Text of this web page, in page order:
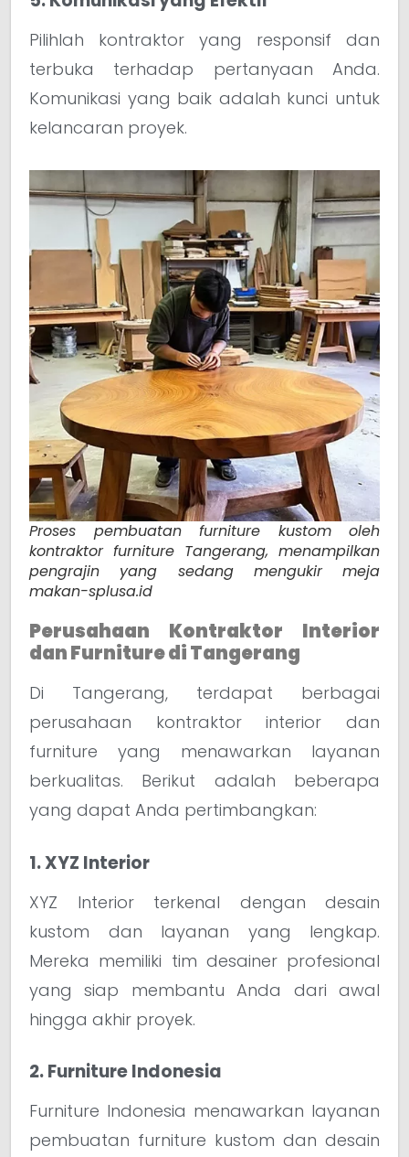
Pilihlah kontraktor yang responsif dan
terbuka terhadap pertanyaan Anda.
Komunikasi yang baik adalah kunci untuk
kelancaran proyek.
Proses pembuatan furniture kustom oleh
kontraktor furniture Tangerang, menampilkan
pengrajin yang sedang mengukir meja
makan-splusa.id
Perusahaan Kontraktor Interior
dan Furniture di Tangerang
Di Tangerang, terdapat berbagai
perusahaan kontraktor interior dan
furniture yang menawarkan layanan
berkualitas. Berikut adalah beberapa
yang dapat Anda pertimbangkan:
1. XYZ Interior
XYZ Interior terkenal dengan desain
kustom dan layanan yang lengkap.
Mereka memiliki tim desainer profesional
yang siap membantu Anda dari awal
hingga akhir proyek.
2. Furniture Indonesia
Furniture Indonesia menawarkan layanan
pembuatan furniture kustom dan desain